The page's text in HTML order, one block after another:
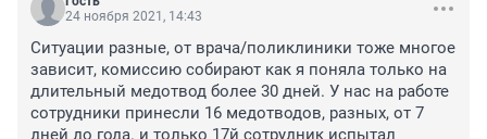
24 ноября 2021, 14:43
Ситуации разные, от врача/поликлиники тоже многое
зависит, комиссию собирают как я поняла только на
длительный медотвод более 30 дней. У нас на работе
сотрудники принесли 16 медотводов, разных, от 7
дней до года. и только 17й сотрудник испытал